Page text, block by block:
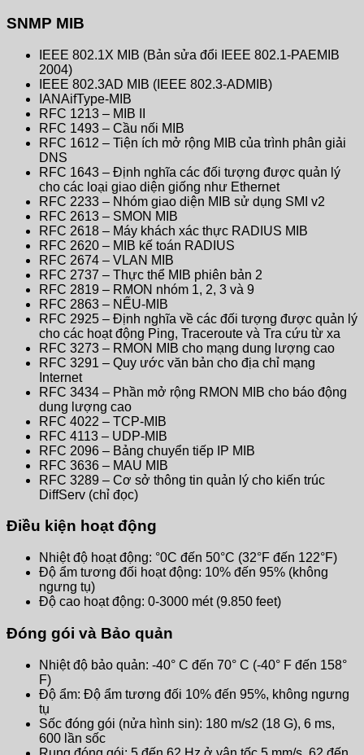
SNMP MIB
IEEE 802.1X MIB (Bản sửa đổi IEEE 802.1-PAEMIB
2004)
IEEE 802.3AD MIB (IEEE 802.3-ADMIB)
IANAifType-MIB
RFC 1213 – MIB II
RFC 1493 – Cầu nối MIB
RFC 1612 – Tiện ích mở rộng MIB của trình phân giải
DNS
RFC 1643 – Định nghĩa các đối tượng được quản lý
cho các loại giao diện giống như Ethernet
RFC 2233 – Nhóm giao diện MIB sử dụng SMI v2
RFC 2613 – SMON MIB
RFC 2618 – Máy khách xác thực RADIUS MIB
RFC 2620 – MIB kế toán RADIUS
RFC 2674 – VLAN MIB
RFC 2737 – Thực thể MIB phiên bản 2
RFC 2819 – RMON nhóm 1, 2, 3 và 9
RFC 2863 – NẾU-MIB
RFC 2925 – Định nghĩa về các đối tượng được quản lý
cho các hoạt động Ping, Traceroute và Tra cứu từ xa
RFC 3273 – RMON MIB cho mạng dung lượng cao
RFC 3291 – Quy ước văn bản cho địa chỉ mạng
Internet
RFC 3434 – Phần mở rộng RMON MIB cho báo động
dung lượng cao
RFC 4022 – TCP-MIB
RFC 4113 – UDP-MIB
RFC 2096 – Bảng chuyển tiếp IP MIB
RFC 3636 – MAU MIB
RFC 3289 – Cơ sở thông tin quản lý cho kiến ​​trúc
DiffServ (chỉ đọc)
Điều kiện hoạt động
Nhiệt độ hoạt động: °0C đến 50°C (32°F đến 122°F)
Độ ẩm tương đối hoạt động: 10% đến 95% (không
ngưng tụ)
Độ cao hoạt động: 0-3000 mét (9.850 feet)
Đóng gói và Bảo quản
Nhiệt độ bảo quản: -40° C đến 70° C (-40° F đến 158°
F)
Độ ẩm: Độ ẩm tương đối 10% đến 95%, không ngưng
tụ
Sốc đóng gói (nửa hình sin): 180 m/s2 (18 G), 6 ms,
600 lần sốc